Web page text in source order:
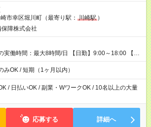
… 日給1000円UP！ ■
い・前払いOK！ 給与即時払いサービス『クリア
最短当日にコンビニATMから 現金で給与を受け取れ
定研修(7h×3日間)中も 手当をしっ
】支給！ ┗研修手当の一部(9，000円)は手渡しで支
別途支給(500円×3日間） ┗研修期間中も交通費全額
市幸区堀川町（最寄り駅： 川崎駅 ）
障株式会社
実働時間：最大8時間/日 【日勤】9:00～18:00 【夜
夜勤のみ】もOK♪ ・自分
せて稼げます◎ ・シフトの申告は電話・メールで
予定に 合わせて好きな時など、自由に働けます
みOK / 短期（1ヶ月以内）
/ 日払いOK / 副業・WワークOK / 10名以上の大量
応募する 詳細へ